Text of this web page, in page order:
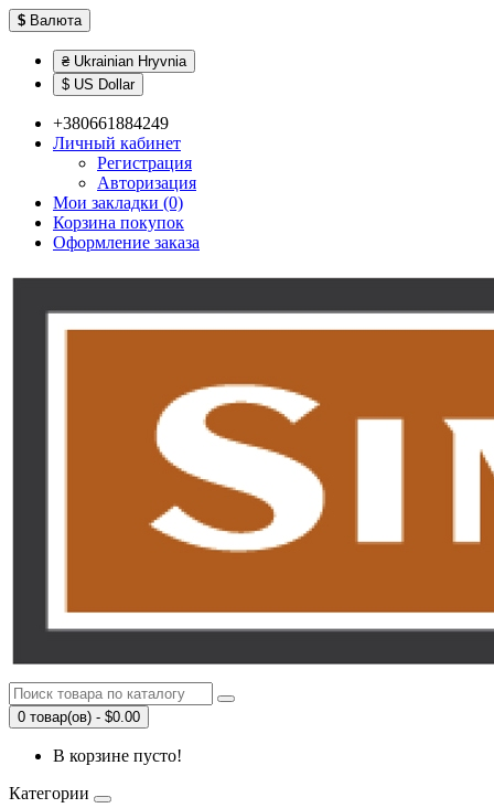
$ Валюта
₴ Ukrainian Hryvnia
$ US Dollar
+380661884249
Личный кабинет
Регистрация
Авторизация
Мои закладки (0)
Корзина покупок
Оформление заказа
0 товар(ов) - $0.00
В корзине пусто!
Категории